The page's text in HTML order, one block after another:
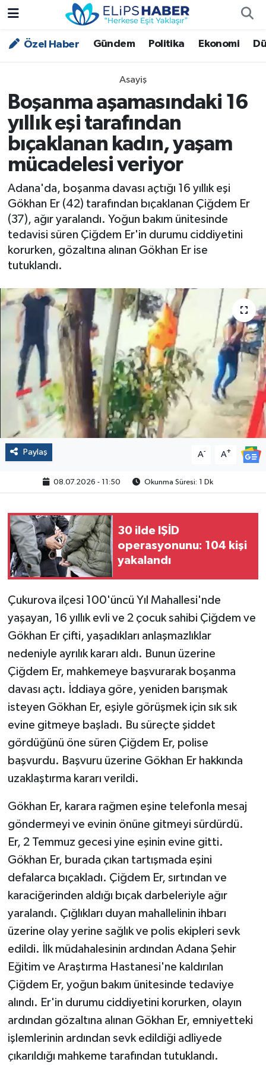
Özel Haber Gündem Politika Ekonomi
Asayiş
Boşanma aşamasındaki 16
yıllık eşi tarafından
bıçaklanan kadın, yaşam
mücadelesi veriyor
Adana'da, boşanma davası açtığı 16 yıllık eşi
Gökhan Er (42) tarafından bıçaklanan Çiğdem Er
(37), ağır yaralandı. Yoğun bakım ünitesinde
tedavisi süren Çiğdem Er'in durumu ciddiyetini
korurken, gözaltına alınan Gökhan Er ise
tutuklandı.
Paylaş A- A+
08.07.2026 - 11:50 Okunma Süresi: 1 Dk
30 ilde IŞİD
operasyonunu: 104 kişi
yakalandı
Çukurova ilçesi 100'üncü Yıl Mahallesi'nde
yaşayan, 16 yıllık evli ve 2 çocuk sahibi Çiğdem ve
Gökhan Er çifti, yaşadıkları anlaşmazlıklar
nedeniyle ayrılık kararı aldı. Bunun üzerine
Çiğdem Er, mahkemeye başvurarak boşanma
davası açtı. İddiaya göre, yeniden barışmak
isteyen Gökhan Er, eşiyle görüşmek için sık sık
evine gitmeye başladı. Bu süreçte şiddet
gördüğünü öne süren Çiğdem Er, polise
başvurdu. Başvuru üzerine Gökhan Er hakkında
uzaklaştırma kararı verildi.
Gökhan Er, karara rağmen eşine telefonla mesaj
göndermeyi ve evinin önüne gitmeyi sürdürdü.
Er, 2 Temmuz gecesi yine eşinin evine gitti.
Gökhan Er, burada çıkan tartışmada eşini
defalarca bıçakladı. Çiğdem Er, sırtından ve
karaciğerinden aldığı bıçak darbeleriyle ağır
yaralandı. Çığlıkları duyan mahallelinin ihbarı
üzerine olay yerine sağlık ve polis ekipleri sevk
edildi. İlk müdahalesinin ardından Adana Şehir
Eğitim ve Araştırma Hastanesi'ne kaldırılan
Çiğdem Er, yoğun bakım ünitesinde tedaviye
alındı. Er'in durumu ciddiyetini korurken, olayın
ardından gözaltına alınan Gökhan Er, emniyetteki
işlemlerinin ardından sevk edildiği adliyede
çıkarıldığı mahkeme tarafından tutuklandı.
Özel Haber
Asayiş
Bilim - Teknoloji
Çevre - İklim
Dünya
Kültür - Sanat
Magazin
Politika
Sağlık
Spor
Yaşam
Çalışma Hayatı
Kadın
Nöbetçi Eczaneler
Trafik Durumu
Süper Lig Puan Durumu ve Fikstür
Tüm Manşetler
Son Dakika Haberleri